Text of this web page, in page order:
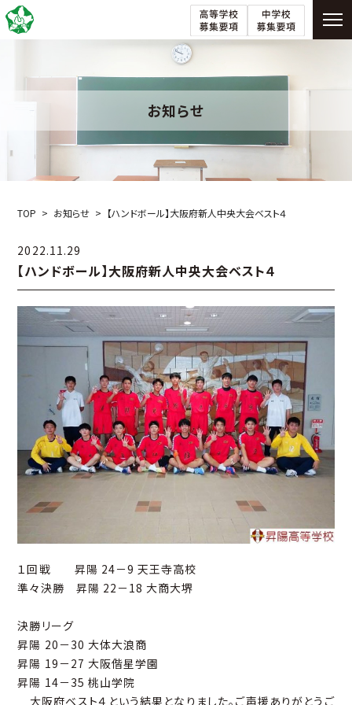
お知らせ
TOP お知らせ 【ハンドボール】大阪府新人中央大会ベスト４
2022.11.29
【ハンドボール】大阪府新人中央大会ベスト４
１回戦 昇陽 24－9 天王寺高校
準々決勝 昇陽 22－18 大商大堺
決勝リーグ
昇陽 20－30 大体大浪商
昇陽 19－27 大阪偕星学園
昇陽 14－35 桃山学院
大阪府ベスト４という結果となりました。ご声援ありがとうご